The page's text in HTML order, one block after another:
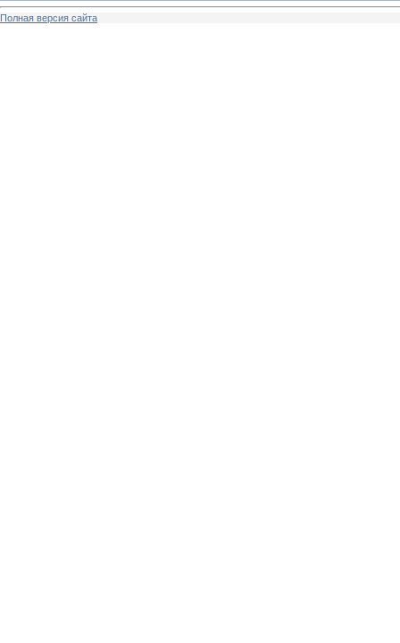
Полная версия сайта